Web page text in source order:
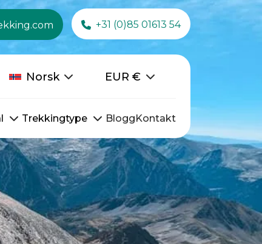
+31 (0)85 01613 54
Norsk EUR €
Trekkingtype BloggKontakt